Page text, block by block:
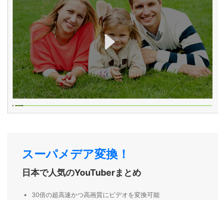
スーパメデア変換！
日本で人気のYouTuberまとめ
30倍の超高速かつ高画質にビデオを変換可能